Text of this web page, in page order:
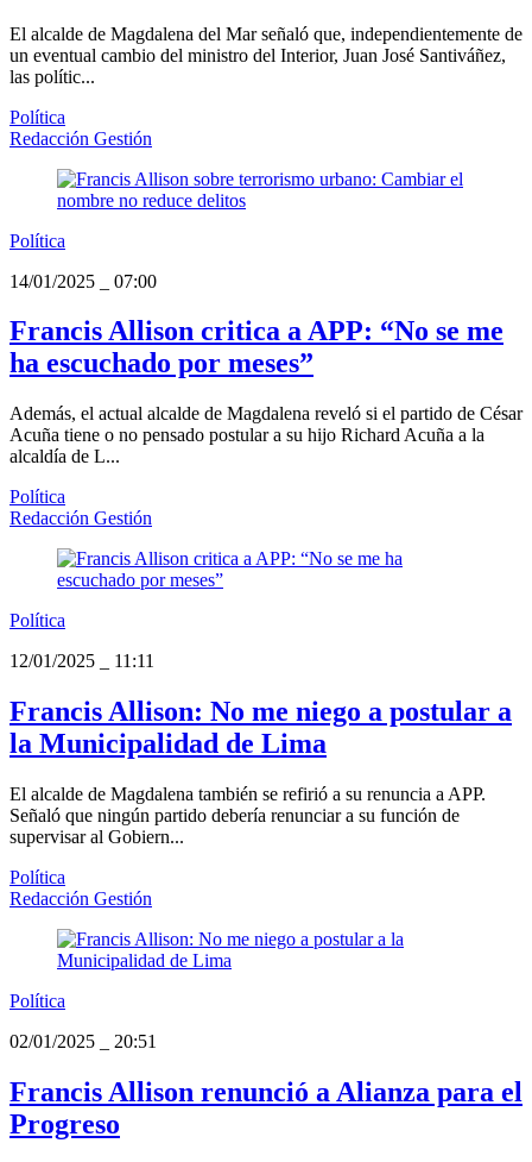
El alcalde de Magdalena del Mar señaló que, independientemente de
un eventual cambio del ministro del Interior, Juan José Santiváñez,
las polític...
Política
Redacción Gestión
Política
14/01/2025
07:00
Francis Allison critica a APP: “No se me
ha escuchado por meses”
Además, el actual alcalde de Magdalena reveló si el partido de César
Acuña tiene o no pensado postular a su hijo Richard Acuña a la
alcaldía de L...
Política
Redacción Gestión
Política
12/01/2025
11:11
Francis Allison: No me niego a postular a
la Municipalidad de Lima
El alcalde de Magdalena también se refirió a su renuncia a APP.
Señaló que ningún partido debería renunciar a su función de
supervisar al Gobiern...
Política
Redacción Gestión
Política
02/01/2025
20:51
Francis Allison renunció a Alianza para el
Progreso